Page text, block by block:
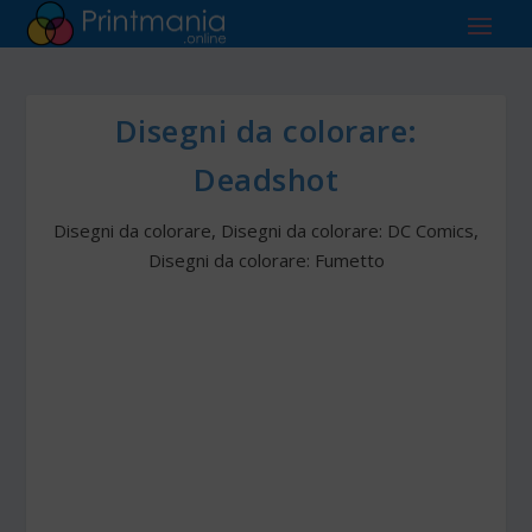
Disegni da colorare:
Deadshot
Disegni da colorare, Disegni da colorare: DC Comics,
Disegni da colorare: Fumetto